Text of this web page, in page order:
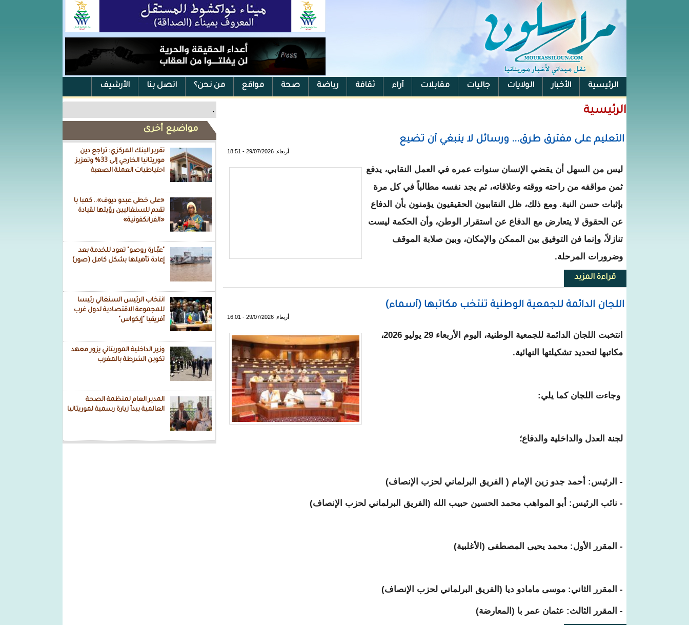
الرئيسية الأخبار الولايات جاليات مقابلات آراء ثقافة رياضة صحة مواقع من نحن؟ اتصل بنا الأرشيف
الفيس بوك .
مواضيع أخرى
تقرير البنك المركزي: تراجع دين
موريتانيا الخارجي إلى 33% وتعزيز
احتياطيات العملة الصعبة
«على خطى عبدو ديوف».. كمبا با
تقدم للسنغاليين رؤيتها لقيادة
«الفرانكفونية»
"عبّـارة روصو" تعود للخدمة بعد
إعادة تأهيلها بشكل كامل (صور)
انتخاب الرئيس السنغالي رئيسا
للمجموعة الاقتصادية لدول غرب
أفريقيا "إيكواس"
وزير الداخلية الموريتاني يزور معهد
تكوين الشرطة بالمغرب
المدير العام لمنظمة الصحة
العالمية يبدأ زيارة رسمية لموريتانيا
الرئيسية
التعليم على مفترق طرق... ورسائل لا ينبغي أن تضيع
أربعاء, 29/07/2026 - 18:51
ليس من السهل أن يقضي الإنسان سنوات عمره في العمل النقابي، يدفع
ثمن مواقفه من راحته ووقته وعلاقاته، ثم يجد نفسه مطالباً في كل مرة
بإثبات حسن النية. ومع ذلك، ظل النقابيون الحقيقيون يؤمنون بأن الدفاع
عن الحقوق لا يتعارض مع الدفاع عن استقرار الوطن، وأن الحكمة ليست
تنازلاً، وإنما فن التوفيق بين الممكن والإمكان، وبين صلابة الموقف
وضرورات المرحلة.
قراءة المزيدحول التعليم على مفترق طرق... ورسائل لا ينبغي أن تضيع
اللجان الدائمة للجمعية الوطنية تنتخب مكاتبها (أسماء)
أربعاء, 29/07/2026 - 16:01
انتخبت اللجان الدائمة للجمعية الوطنية، اليوم الأربعاء 29 يوليو 2026،
مكاتبها لتحديد تشكيلتها النهائية.
وجاءت اللجان كما يلي:
لجنة العدل والداخلية والدفاع؛
- الرئيس: أحمد جدو زين الإمام ( الفريق البرلماني لحزب الإنصاف)
- نائب الرئيس: أبو المواهب محمد الحسين حبيب الله (الفريق البرلماني لحزب الإنصاف)
- المقرر الأول: محمد يحيى المصطفى (الأغلبية)
- المقرر الثاني: موسى مامادو ديا (الفريق البرلماني لحزب الإنصاف)
- المقرر الثالث: عثمان عمر با (المعارضة)